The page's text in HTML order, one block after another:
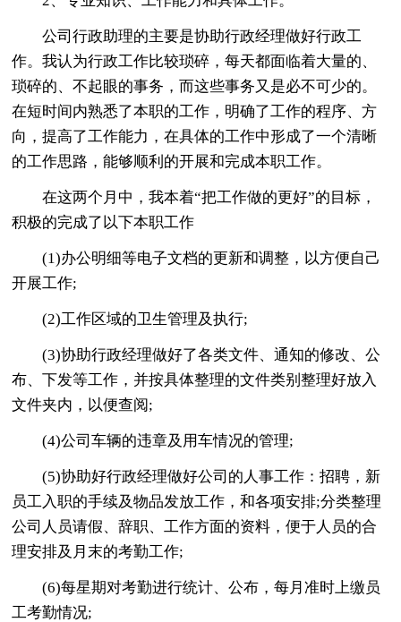
公司行政助理的主要是协助行政经理做好行政工
作。我认为行政工作比较琐碎，每天都面临着大量的、
琐碎的、不起眼的事务，而这些事务又是必不可少的。
在短时间内熟悉了本职的工作，明确了工作的程序、方
向，提高了工作能力，在具体的工作中形成了一个清晰
的工作思路，能够顺利的开展和完成本职工作。
在这两个月中，我本着“把工作做的更好”的目标，
积极的完成了以下本职工作
(1)办公明细等电子文档的更新和调整，以方便自己
开展工作;
(2)工作区域的卫生管理及执行;
(3)协助行政经理做好了各类文件、通知的修改、公
布、下发等工作，并按具体整理的文件类别整理好放入
文件夹内，以便查阅;
(4)公司车辆的违章及用车情况的管理;
(5)协助好行政经理做好公司的人事工作：招聘，新
员工入职的手续及物品发放工作，和各项安排;分类整理
公司人员请假、辞职、工作方面的资料，便于人员的合
理安排及月末的考勤工作;
(6)每星期对考勤进行统计、公布，每月准时上缴员
工考勤情况;